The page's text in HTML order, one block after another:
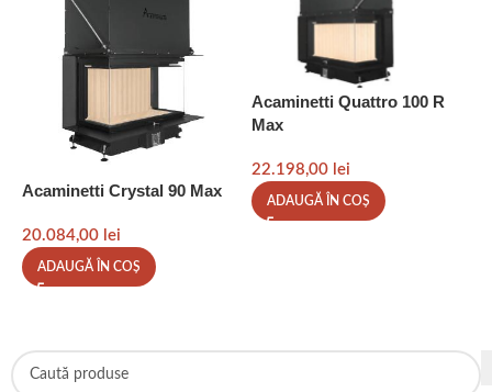
Acaminetti Crystal 90 Max
20.084,00 lei
ADAUGĂ ÎN COȘ
Acaminetti Quattro 100 R
Max
22.198,00 lei
ADAUGĂ ÎN COȘ